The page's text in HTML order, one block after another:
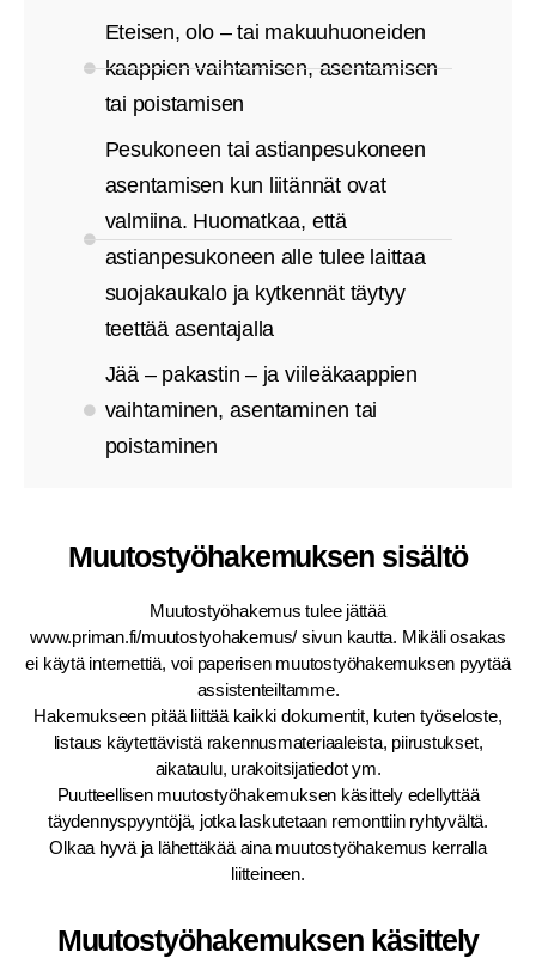
Eteisen, olo – tai makuuhuoneiden
kaappien vaihtamisen, asentamisen
tai poistamisen
Pesukoneen tai astianpesukoneen
asentamisen kun liitännät ovat
valmiina. Huomatkaa, että
astianpesukoneen alle tulee laittaa
suojakaukalo ja kytkennät täytyy
teettää asentajalla
Jää – pakastin – ja viileäkaappien
vaihtaminen, asentaminen tai
poistaminen
Muutostyöhakemuksen sisältö
Muutostyöhakemus tulee jättää
www.priman.fi/muutostyohakemus/ sivun kautta. Mikäli osakas
ei käytä internettiä, voi paperisen muutostyöhakemuksen pyytää
assistenteiltamme.
Hakemukseen pitää liittää kaikki dokumentit, kuten työseloste,
listaus käytettävistä rakennusmateriaaleista, piirustukset,
aikataulu, urakoitsijatiedot ym.
Puutteellisen muutostyöhakemuksen käsittely edellyttää
täydennyspyyntöjä, jotka laskutetaan remonttiin ryhtyvältä.
Olkaa hyvä ja lähettäkää aina muutostyöhakemus kerralla
liitteineen.
Muutostyöhakemuksen käsittely